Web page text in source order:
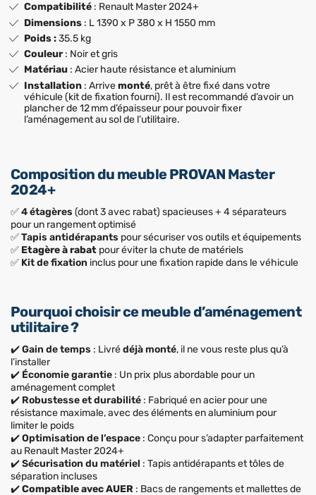
Compatibilité : Renault Master 2024+
Dimensions : L 1390 x P 380 x H 1550 mm
Poids :35.5 kg
Couleur: Noir et gris
Matériau : Acier haute résistance et aluminium
Installation : Arrivemonté, prêt à être fixé dans votre
véhicule (kit de fixation fourni). Il est recommandé d’avoir un
plancher de 12 mm d’épaisseur pour pouvoir fixer
l’aménagement au sol de l’utilitaire.
Composition du meuble PROVAN Master
2024+
✅4 étagères (dont 3 avec rabat) spacieuses + 4 séparateurs
pour un rangement optimisé
✅Tapis antidérapants pour sécuriser vos outils et équipements
✅ Etagère à rabat pour éviter la chute de matériels
✅ Kit de fixation inclus pour une fixation rapide dans le véhicule
Pourquoi choisir ce meuble d’aménagement
utilitaire ?
✔️Gain de temps : Livrédéjà monté, il ne vous reste plus qu’à
l’installer
✔️ Économie garantie : Un prix plus abordable pour un
aménagement complet
✔️ Robustesse et durabilité : Fabriqué en acier pour une
résistance maximale, avec des éléments en aluminium pour
limiter le poids
✔️Optimisation de l’espace : Conçu pour s’adapter parfaitement
au Renault Master 2024+
✔️Sécurisation du matériel : Tapis antidérapants et tôles de
séparation incluses
✔️Compatible avec AUER : Bacs de rangements et mallettes de